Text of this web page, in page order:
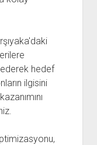
hedef
ilgisini